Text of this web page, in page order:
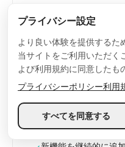
手動モードですべて
手動モードでブロッ
限定ブロックを継続
デスクトップ、タブ
イント
プライバシー設定
より良い体験を提供するた
当サイトをご利用いただく
よび利用規約に同意したも
プライバシーポリシー利用
すべてを同意する